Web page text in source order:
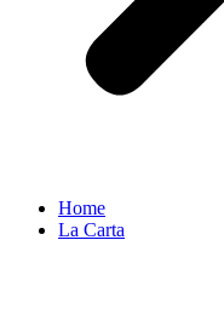
Home
La Carta